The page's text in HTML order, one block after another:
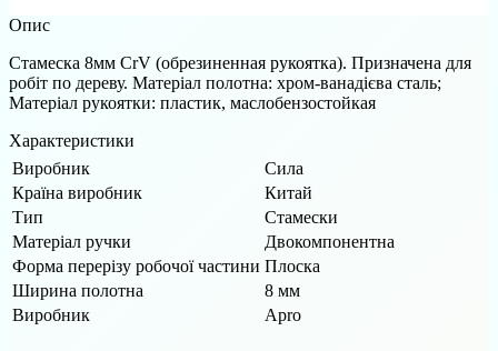
Опис
Стамеска 8мм CrV (обрезиненная рукоятка). Призначена для
робіт по дереву. Матеріал полотна: хром-ванадієва сталь;
Матеріал рукоятки: пластик, маслобензостойкая
Характеристики
Виробник
Сила
Країна виробник
Китай
Тип
Стамески
Матеріал ручки
Двокомпонентна
Форма перерізу робочої частини Плоска
Ширина полотна
8 мм
Виробник
Apro